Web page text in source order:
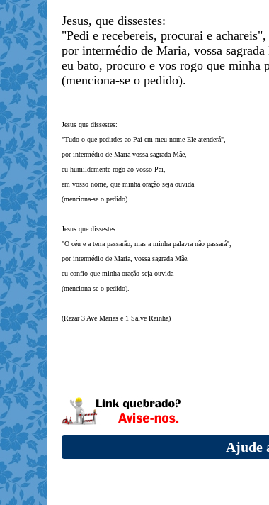
Jesus, que dissestes:
"Pedi e recebereis, procurai e achareis",
por intermédio de Maria, vossa sagrada
eu bato, procuro e vos rogo que minha
(menciona-se o pedido).
Jesus que dissestes:
"Tudo o que pedirdes ao Pai em meu nome Ele atenderá",
por intermédio de Maria vossa sagrada Mãe,
eu humildemente rogo ao vosso Pai,
em vosso nome, que minha oração seja ouvida
(menciona-se o pedido).
Jesus que dissestes:
"O céu e a terra passarão, mas a minha palavra não passará",
por intermédio de Maria, vossa sagrada Mãe,
eu confio que minha oração seja ouvida
(menciona-se o pedido).
(Rezar 3 Ave Marias e 1 Salve Rainha)
Ajude